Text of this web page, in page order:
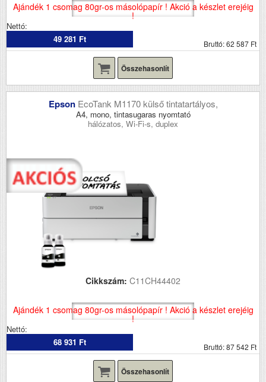
Ajándék 1 csomag 80gr-os másolópapír ! Akció a készlet erejéig
!
Nettó:
49 281 Ft
Bruttó: 62 587 Ft
Összehasonlít
Epson EcoTank M1170 külső tintatartályos,
A4, mono, tintasugaras nyomtató
hálózatos, Wi-Fi-s, duplex
Cikkszám: C11CH44402
Ajándék 1 csomag 80gr-os másolópapír ! Akció a készlet erejéig
!
Nettó:
68 931 Ft
Bruttó: 87 542 Ft
Összehasonlít